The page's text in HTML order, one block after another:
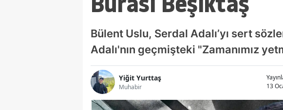
Bülent Uslu, Serdal Adalı’yı sert
Adalı'nın geçmişteki "Zamanımız
Yiğit Yurttaş
Muhabir
13